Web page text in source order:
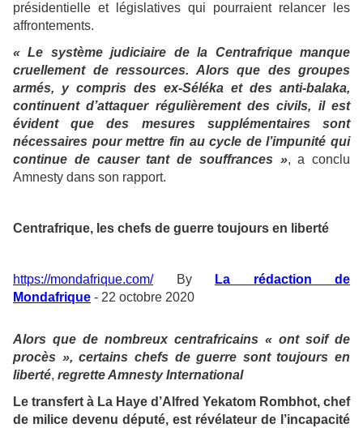
présidentielle et législatives qui pourraient relancer les
affrontements.
« Le système judiciaire de la Centrafrique manque
cruellement de ressources. Alors que des groupes
armés, y compris des ex-Séléka et des anti-balaka,
continuent d’attaquer régulièrement des civils, il est
évident que des mesures supplémentaires sont
nécessaires pour mettre fin au cycle de l’impunité qui
continue de causer tant de souffrances », a conclu
Amnesty dans son rapport.
Centrafrique, les chefs de guerre toujours en liberté
https://mondafrique.com/By
La rédaction de
Mondafrique - 22 octobre 2020
Alors que de nombreux centrafricains « ont soif de
procès », certains chefs de guerre sont toujours en
liberté, regrette Amnesty International
Le transfert à La Haye d’Alfred Yekatom Rombhot, chef
de milice devenu député, est révélateur de l’incapacité